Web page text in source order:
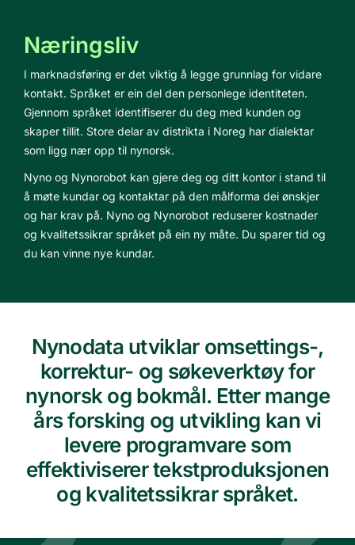
Næringsliv
I marknadsføring er det viktig å legge grunnlag for vidare
kontakt. Språket er ein del den personlege identiteten.
Gjennom språket identifiserer du deg med kunden og
skaper tillit. Store delar av distrikta i Noreg har dialektar
som ligg nær opp til nynorsk.
Nyno og Nynorobot kan gjere deg og ditt kontor i stand til
å møte kundar og kontaktar på den målforma dei ønskjer
og har krav på. Nyno og Nynorobot reduserer kostnader
og kvalitetssikrar språket på ein ny måte. Du sparer tid og
du kan vinne nye kundar.
Nynodata utviklar omsettings-,
korrektur- og søkeverktøy for
nynorsk og bokmål. Etter mange
års forsking og utvikling kan vi
levere programvare som
effektiviserer tekstproduksjonen
og kvalitetssikrar språket.